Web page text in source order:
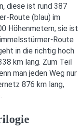
diese ist rund 387
Route (blau) im
Höhenmetern, sie ist
Route
in die richtig hoch
km lang. Zum Teil
man jeden Weg nur
876 km lang,